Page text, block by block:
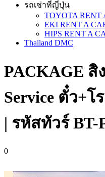
รถเช่าที่ญี่ปุ่น
TOYOTA RENT
EKI RENT A
HIPS RENT A
Thailand DMC
PACKAGE สิ
Service ตั๋ว+โ
| รหัสทัวร์ BT-
0